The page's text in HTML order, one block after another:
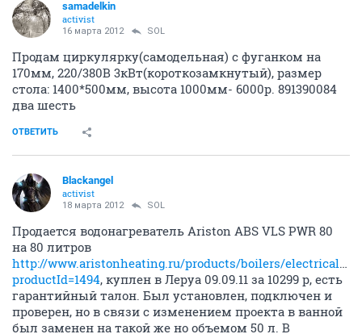
samadelkin
activist
16 марта 2012 SOL
Продам циркулярку(самодельная) с фуганком на
170мм, 220/380В 3кВт(короткозамкнутый), размер
стола: 1400*500мм, высота 1000мм- 6000р. 891390084
два шесть
ОТВЕТИТЬ
Blackangel
activist
18 марта 2012 SOL
Продается водонагреватель Ariston ABS VLS PWR 80
на 80 литров
http://www.aristonheating.ru/products/boilers/
productId=1494, куплен в Леруа 09.09.11 за 10299 р, есть
гарантийный талон. Был установлен, подключен и
проверен, но в связи с изменением проекта в ванной
был заменен на такой же но объемом 50 л. В